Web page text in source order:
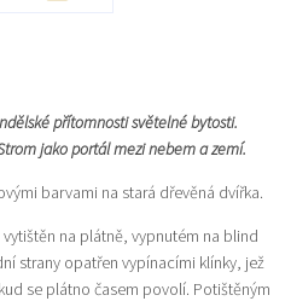
přítomnosti světelné bytosti.
jako portál mezi nebem a zemí.
barvami na stará dřevěná dvířka.
na plátně, vypnutém na blind
strany opatřen vypínacími klínky, jež
se plátno časem povolí. Potištěným